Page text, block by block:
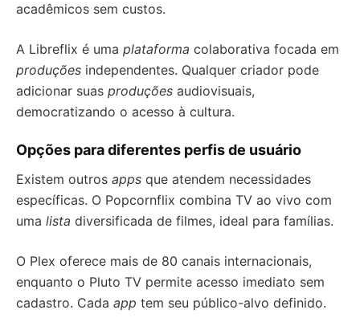
acadêmicos sem custos.
A Libreflix é uma plataforma colaborativa focada em
produções independentes. Qualquer criador pode
adicionar suas produções audiovisuais,
democratizando o acesso à cultura.
Opções para diferentes perfis de usuário
Existem outros apps que atendem necessidades
específicas. O Popcornflix combina TV ao vivo com
uma lista diversificada de filmes, ideal para famílias.
O Plex oferece mais de 80 canais internacionais,
enquanto o Pluto TV permite acesso imediato sem
cadastro. Cada app tem seu público-alvo definido.